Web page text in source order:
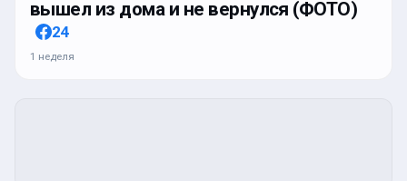
вышел из дома и не вернулся (ФОТО)
24
1 неделя